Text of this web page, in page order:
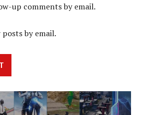
up comments by email.
by email.